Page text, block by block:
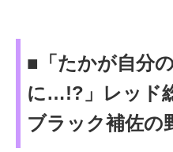
■「たかが自分
に…!?」レッド
ブラック補佐の